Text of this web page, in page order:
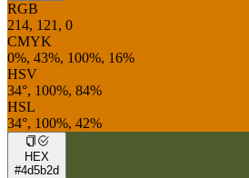
RGB
214, 121, 0
CMYK
0%, 43%, 100%, 16%
HSV
34°, 100%, 84%
HSL
34°, 100%, 42%
HEX
#4d5b2d